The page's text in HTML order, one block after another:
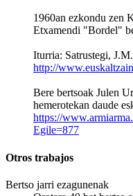
1960an ezkondu zen
Etxamendi "Bordel"
Iturria: Satrustegi,
http://
Bere bertsoak Julen
hemerotekan daude
https://
Egile=877
Otros trabajos
Bertso jarri ezagunenak